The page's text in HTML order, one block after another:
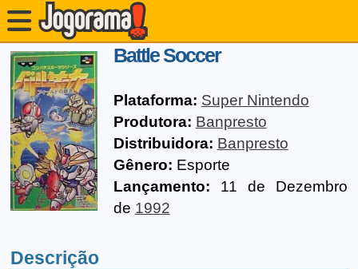
Battle Soccer
Plataforma: Super Nintendo
Produtora: Banpresto
Distribuidora: Banpresto
Gênero: Esporte
Lançamento: 11 de Dezembro
de 1992
Descrição